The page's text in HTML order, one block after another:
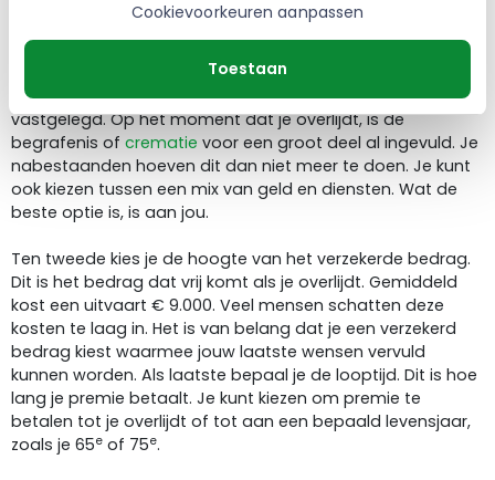
Cookievoorkeuren aanpassen
Toestaan
Bij een kapitaal uitvaartverzekering komt er een vast
bedrag vrij als je overlijdt. Hiermee kunnen je
nabestaanden zelf de begrafenis of crematie invullen. Bij
een uitkering in diensten wordt er vooraf al veel
vastgelegd. Op het moment dat je overlijdt, is de
begrafenis of crematie voor een groot deel al ingevuld. Je
nabestaanden hoeven dit dan niet meer te doen. Je kunt
ook kiezen tussen een mix van geld en diensten. Wat de
beste optie is, is aan jou.
Ten tweede kies je de hoogte van het verzekerde bedrag.
Dit is het bedrag dat vrij komt als je overlijdt. Gemiddeld
kost een uitvaart € 9.000. Veel mensen schatten deze
kosten te laag in. Het is van belang dat je een verzekerd
bedrag kiest waarmee jouw laatste wensen vervuld
kunnen worden. Als laatste bepaal je de looptijd. Dit is hoe
lang je premie betaalt. Je kunt kiezen om premie te
betalen tot je overlijdt of tot aan een bepaald levensjaar,
zoals je 65e of 75e.